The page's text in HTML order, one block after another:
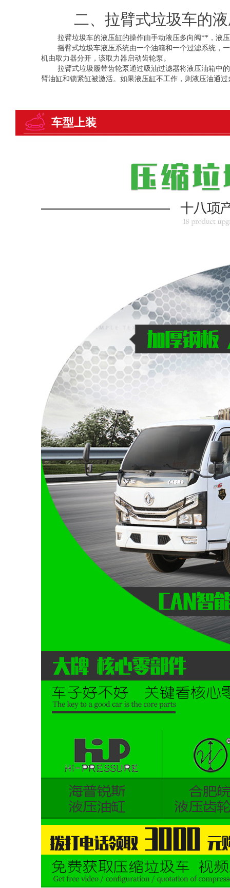
二、拉臂式垃圾车的
拉臂垃圾车的液压缸的操作由手动液压多向阀**，液
摇臂式垃圾车液压系统由一个油箱和一个过滤系统，
机由取力器分开，该取力器启动齿轮泵。
拉臂式垃圾履带齿轮泵通过吸油过滤器将液压油箱中
臂油缸和锁紧缸被激活。如果液压缸不工作，则液压油通
车型上装